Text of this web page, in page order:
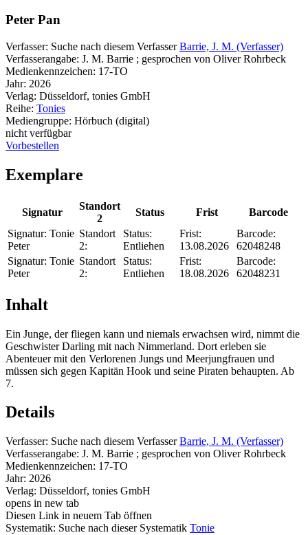
Peter Pan
Verfasser: Suche nach diesem Verfasser Barrie, J. M. (Verfasser)
Verfasserangabe: J. M. Barrie ; gesprochen von Oliver Rohrbeck
Medienkennzeichen: 17-TO
Jahr: 2026
Verlag: Düsseldorf, tonies GmbH
Reihe: Tonies
Mediengruppe: Hörbuch (digital)
nicht verfügbar
Vorbestellen
Exemplare
Signatur
Standort
2
Status Frist
Barcode
Signatur: Tonie
Peter
Standort
2:
Status:
Entliehen
Frist:
13.08.2026
Barcode:
62048248
Signatur: Tonie
Peter
Standort
2:
Status:
Entliehen
Frist:
18.08.2026
Barcode:
62048231
Inhalt
Ein Junge, der fliegen kann und niemals erwachsen wird, nimmt die
Geschwister Darling mit nach Nimmerland. Dort erleben sie
Abenteuer mit den Verlorenen Jungs und Meerjungfrauen und
müssen sich gegen Kapitän Hook und seine Piraten behaupten. Ab
7.
Details
Verfasser: Suche nach diesem Verfasser Barrie, J. M. (Verfasser)
Verfasserangabe: J. M. Barrie ; gesprochen von Oliver Rohrbeck
Medienkennzeichen: 17-TO
Jahr: 2026
Verlag: Düsseldorf, tonies GmbH
opens in new tab
Diesen Link in neuem Tab öffnen
Systematik: Suche nach dieser Systematik Tonie